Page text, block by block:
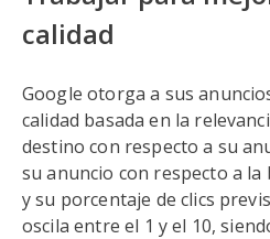
calidad
Google otorga a sus
calidad basada en la
destino con respecto a su
su anuncio con respecto a
y su porcentaje de clics
oscila entre el 1 y el 10,